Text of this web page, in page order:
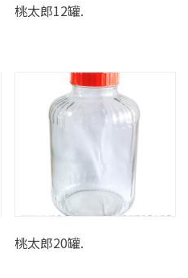
桃太郎12罐.
桃太郎20罐.